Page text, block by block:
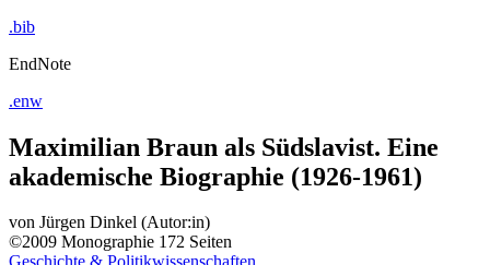
.bib
EndNote
.enw
Maximilian Braun als Südslavist. Eine
akademische Biographie (1926-1961)
von Jürgen Dinkel (Autor:in)
©2009 Monographie 172 Seiten